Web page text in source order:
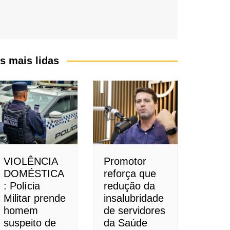
mais lidas
VIOLÊNCIA
DOMÉSTICA
: Polícia
Militar prende
homem
suspeito de
Promotor
reforça que
redução da
insalubridade
de servidores
da Saúde